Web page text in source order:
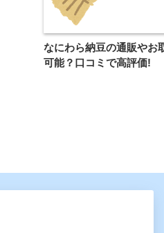
なにわら納豆の通販やお
可能？口コミで高評価!